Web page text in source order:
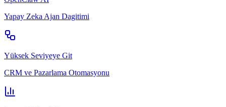
Yapay Zeka Ajan Dagitimi
Yüksek Seviyeye Git
CRM ve Pazarlama Otomasyonu